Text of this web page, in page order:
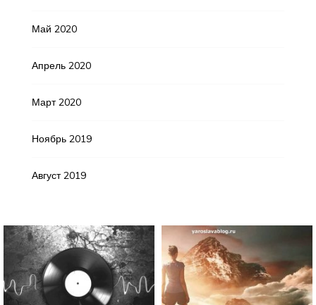
Май 2020
Апрель 2020
Март 2020
Ноябрь 2019
Август 2019